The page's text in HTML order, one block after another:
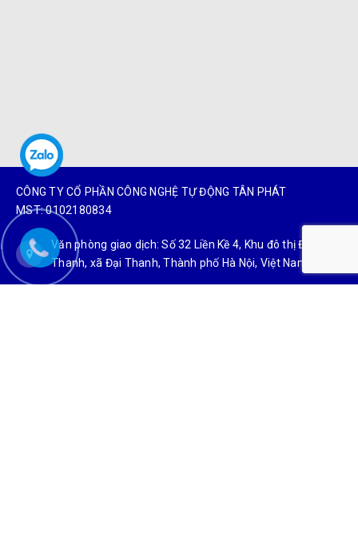
CÔNG TY CỔ PHẦN CÔNG NGHỆ TỰ ĐỘNG TÂN PHÁT
MST: 0102180834
Văn phòng giao dịch: Số 32 Liền Kề 4, Khu đô thị Đại
Thanh, xã Đại Thanh, Thành phố Hà Nội, Việt Nam